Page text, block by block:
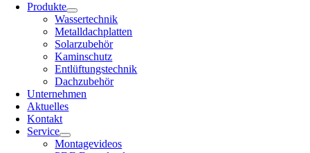
Produkte
Wassertechnik
Metalldachplatten
Solarzubehör
Kaminschutz
Entlüftungstechnik
Dachzubehör
Unternehmen
Aktuelles
Kontakt
Service
Montagevideos